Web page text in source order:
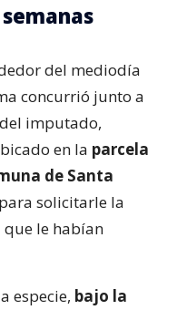
del mediodía
concurrió junto a
imputado,
en la parcela
de Santa
solicitarle la
le habían
especie, bajo la